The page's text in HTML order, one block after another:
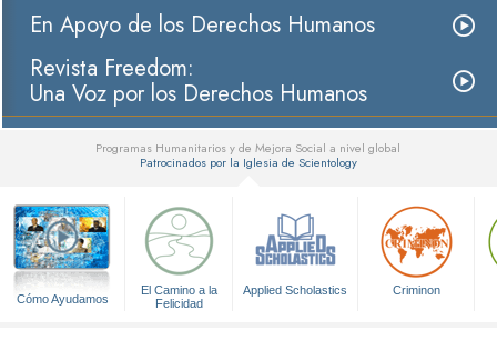
En Apoyo de los Derechos Humanos
Revista Freedom:
Una Voz por los Derechos Humanos
Programas Humanitarios y de Mejora Social a nivel global
Patrocinados por la Iglesia de Scientology
Cómo Ayudamos
El Camino a la
Felicidad
Applied Scholastics Criminon